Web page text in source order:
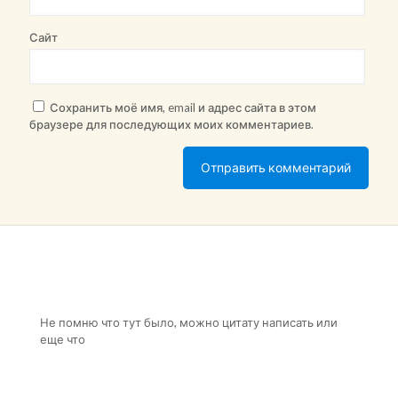
Сайт
Сохранить моё имя, email и адрес сайта в этом
браузере для последующих моих комментариев.
Не помню что тут было, можно цитату написать или
еще что